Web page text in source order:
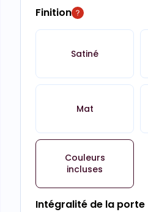
Finition
Satiné
Mat
Couleurs
incluses
Intégralité de la porte